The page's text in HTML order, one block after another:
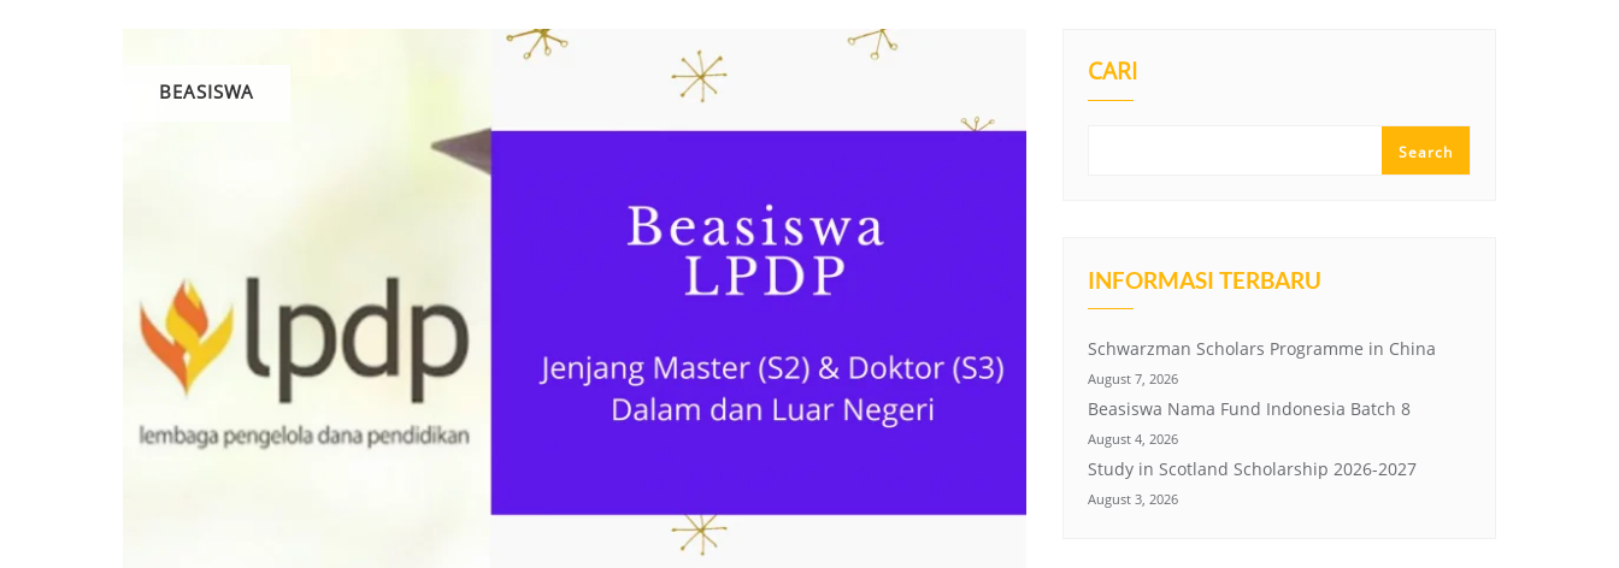
BEASISWA
CARI
Search
INFORMASI TERBARU
Schwarzman Scholars Programme in China
August 7, 2026
Beasiswa Nama Fund Indonesia Batch 8
August 4, 2026
Study in Scotland Scholarship 2026-2027
August 3, 2026